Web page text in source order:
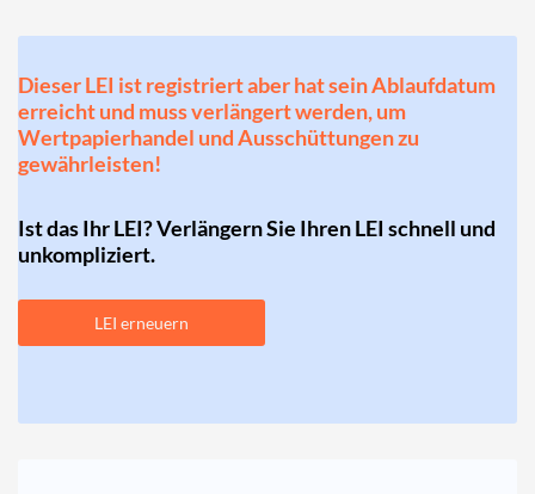
Dieser LEI ist registriert aber hat sein Ablaufdatum
erreicht und muss verlängert werden, um
Wertpapierhandel und Ausschüttungen zu
gewährleisten!
Ist das Ihr LEI? Verlängern Sie Ihren LEI schnell und
unkompliziert.
LEI erneuern